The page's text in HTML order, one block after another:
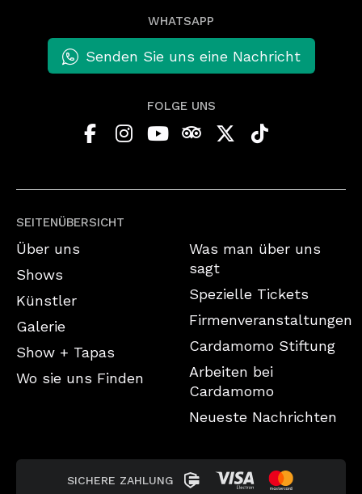
SEITENÜBERSICHT
Über uns
Shows
Künstler
Galerie
Show + Tapas
Wo sie uns Finden
Was man über uns
sagt
Spezielle Tickets
Firmenveranstaltungen
Cardamomo Stiftung
Arbeiten bei
Cardamomo
Neueste Nachrichten
WHATSAPP
Senden Sie uns eine Nachricht
FOLGE UNS
SICHERE ZAHLUNG